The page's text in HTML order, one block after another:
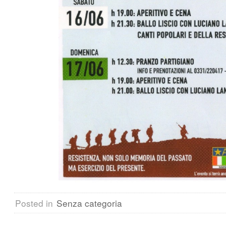
Posted in Senza categoria